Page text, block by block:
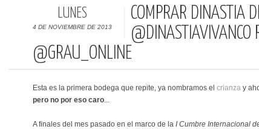
LUNES
4 DE NOVIEMBRE DE 2013
COMPRAR DINASTÍA
@DINASTIAVIVANCO
@GRAU_ONLINE
Esta es la primera bodega que repite, ya nombramos el crianza y
pero no por eso caro...
A finales del mes pasado en el marco de la I Cumbre Internacional